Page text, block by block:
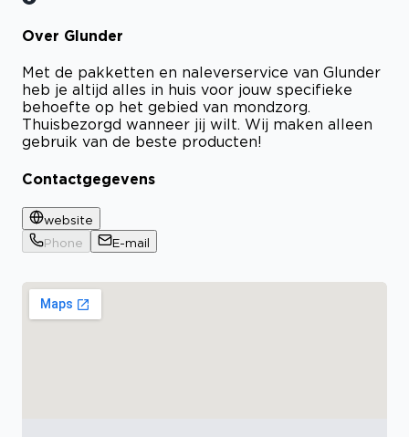
Over Glunder
Met de pakketten en naleverservice van Glunder
heb je altijd alles in huis voor jouw specifieke
behoefte op het gebied van mondzorg.
Thuisbezorgd wanneer jij wilt. Wij maken alleen
gebruik van de beste producten!
Contactgegevens
website
Phone
E-mail